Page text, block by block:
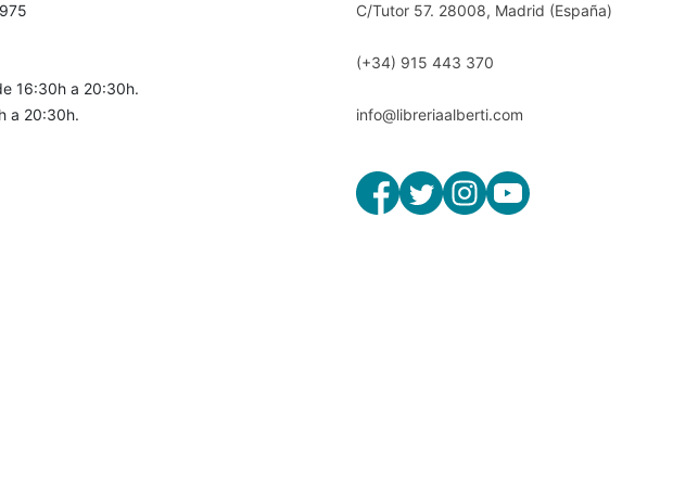
16:30h a 20:30h.
a 20:30h.
C/Tutor 57. 28008, Madrid (España)
(+34) 915 443 370
info@libreriaalberti.com